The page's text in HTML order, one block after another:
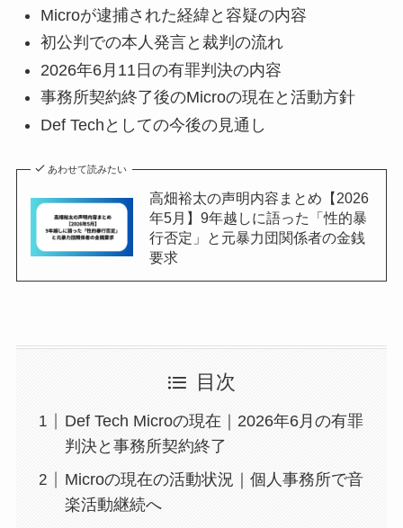
Microが逮捕された経緯と容疑の内容
初公判での本人発言と裁判の流れ
2026年6月11日の有罪判決の内容
事務所契約終了後のMicroの現在と活動方針
Def Techとしての今後の見通し
あわせて読みたい
高畑裕太の声明内容まとめ【2026
年5月】9年越しに語った「性的暴
行否定」と元暴力団関係者の金銭
要求
目次
Def Tech Microの現在｜2026年6月の有罪
判決と事務所契約終了
Microの現在の活動状況｜個人事務所で音
楽活動継続へ